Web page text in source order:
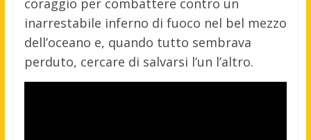
coraggio per combattere contro un
inarrestabile inferno di fuoco nel bel mezzo
dell’oceano e, quando tutto sembrava
perduto, cercare di salvarsi l’un l’altro.